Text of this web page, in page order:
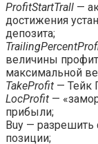
ProfitStartTrall —
достижения
депозита;
величины
максимальной
TakeProfit — Тейк
LocProfit —
прибыли;
Buy — разрешить
позиции;